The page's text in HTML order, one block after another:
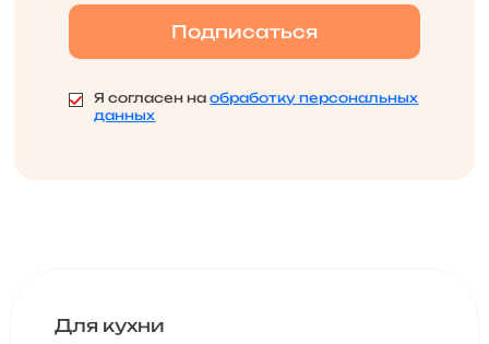
Я согласен наобработку персональных
данных
Для кухни